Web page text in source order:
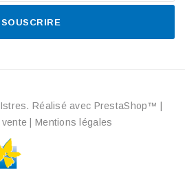
SOUSCRIRE
Réalisé avec PrestaShop™
Mentions légales